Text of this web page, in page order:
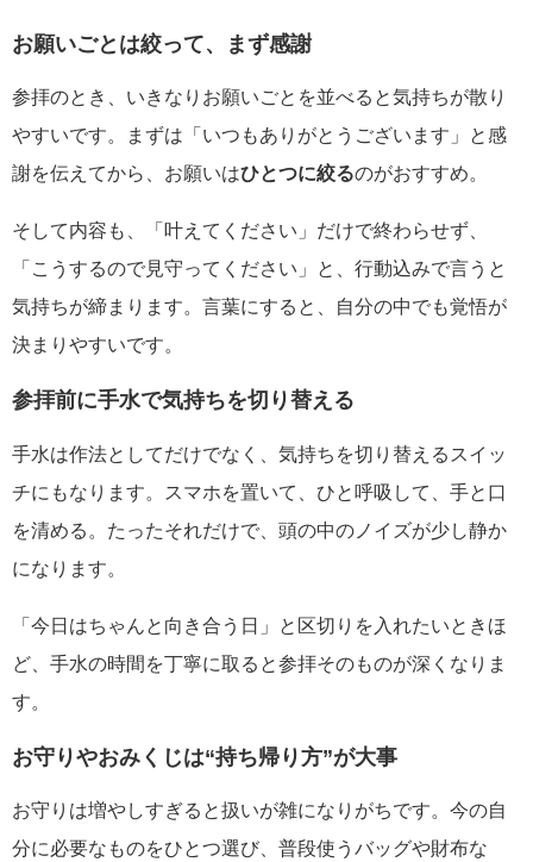
お願いごとは絞って、まず感謝
参拝のとき、いきなりお願いごとを並べると気持ちが散り
やすいです。まずは「いつもありがとうございます」と感
謝を伝えてから、お願いはひとつに絞るのがおすすめ。
そして内容も、「叶えてください」だけで終わらせず、
「こうするので見守ってください」と、行動込みで言うと
気持ちが締まります。言葉にすると、自分の中でも覚悟が
決まりやすいです。
参拝前に手水で気持ちを切り替える
手水は作法としてだけでなく、気持ちを切り替えるスイッ
チにもなります。スマホを置いて、ひと呼吸して、手と口
を清める。たったそれだけで、頭の中のノイズが少し静か
になります。
「今日はちゃんと向き合う日」と区切りを入れたいときほ
ど、手水の時間を丁寧に取ると参拝そのものが深くなりま
す。
お守りやおみくじは“持ち帰り方”が大事
お守りは増やしすぎると扱いが雑になりがちです。今の自
分に必要なものをひとつ選び、普段使うバッグや財布な